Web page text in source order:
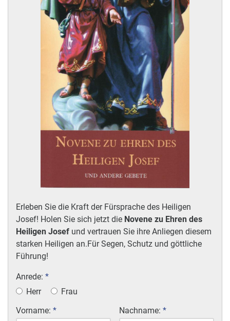
Erleben Sie die Kraft der Fürsprache des Heiligen
Josef! Holen Sie sich jetzt die Novene zu Ehren des
Heiligen Josef und vertrauen Sie ihre Anliegen diesem
starken Heiligen an.Für Segen, Schutz und göttliche
Führung!
Anrede: *
Herr
Frau
Vorname: * Nachname: *